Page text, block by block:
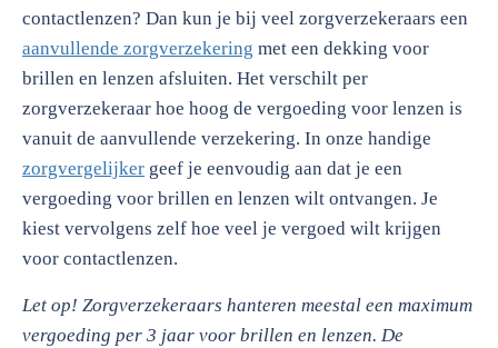
contactlenzen? Dan kun je bij veel zorgverzekeraars een
aanvullende zorgverzekering met een dekking voor
brillen en lenzen afsluiten. Het verschilt per
zorgverzekeraar hoe hoog de vergoeding voor lenzen is
vanuit de aanvullende verzekering. In onze handige
zorgvergelijker geef je eenvoudig aan dat je een
vergoeding voor brillen en lenzen wilt ontvangen. Je
kiest vervolgens zelf hoe veel je vergoed wilt krijgen
voor contactlenzen.
Let op! Zorgverzekeraars hanteren meestal een maximum
vergoeding per 3 jaar voor brillen en lenzen. De